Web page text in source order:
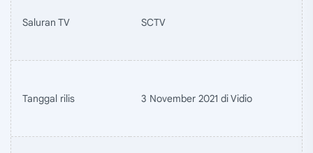
Saluran TV SCTV
Tanggal rilis 3 November 2021 di Vidio